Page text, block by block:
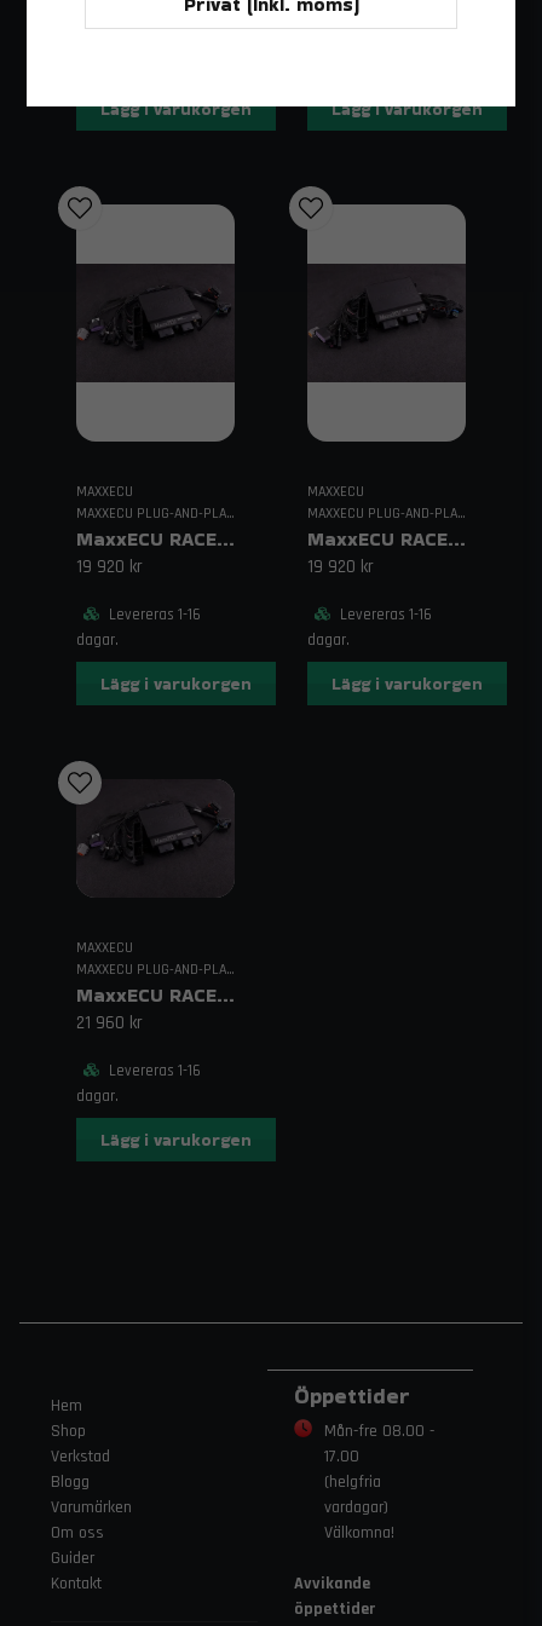
Lägg i varukorgen Lägg i varukorgen
MAXXECU
MAXXECU PLUG-AND-PLAY ECU
MaxxECU RACE Plugin EXTRA – För Audi S3/A4
19 920 kr
Levereras 1-16
dagar.
Lägg i varukorgen
MAXXECU
MAXXECU PLUG-AND-PLAY ECU
MaxxECU RACE Plugin – För Audi S4/RS4
19 920 kr
Levereras 1-16
dagar.
Lägg i varukorgen
MAXXECU
MAXXECU PLUG-AND-PLAY ECU
MaxxECU RACE H2O Plugin EXTRA – För Audi S3/A4
21 960 kr
Levereras 1-16
dagar.
Lägg i varukorgen
Hem
Shop
Verkstad
Blogg
Varumärken
Om oss
Guider
Kontakt
Öppettider
Mån-fre 08.00 -
17.00
(helgfria
vardagar)
Välkomna!
Avvikande
öppettider